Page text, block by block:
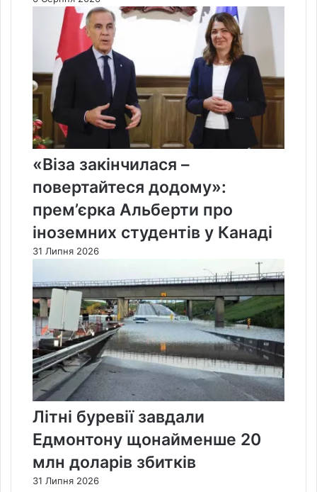
«Віза закінчилася –
повертайтеся додому»:
прем’єрка Альберти про
іноземних студентів у Канаді
31 Липня 2026
Літні буревії завдали
Едмонтону щонайменше 20
млн доларів збитків
31 Липня 2026